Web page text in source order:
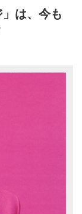
は、今も